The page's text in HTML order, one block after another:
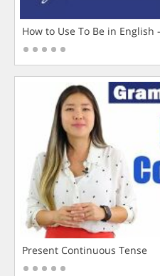
How to Use To Be in
Present Continuous Tense